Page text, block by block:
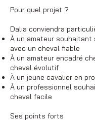
Pour quel projet ?
Dalia conviendra
À un amateur souhaitant
avec un cheval fiable
À un amateur encadré
cheval évolutif
À un jeune cavalier en
À un professionnel
cheval facile
Ses points forts